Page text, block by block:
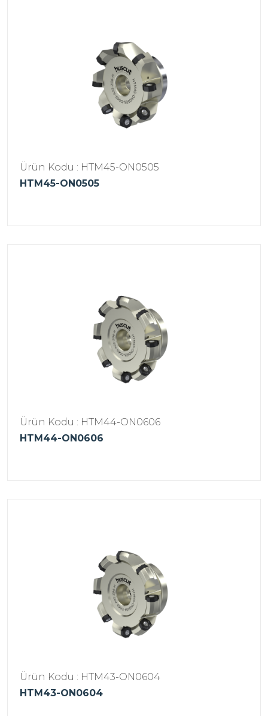
Ürün Kodu : HTM45-ON0505
HTM45-ON0505
Ürün Kodu : HTM44-ON0606
HTM44-ON0606
Ürün Kodu : HTM43-ON0604
HTM43-ON0604